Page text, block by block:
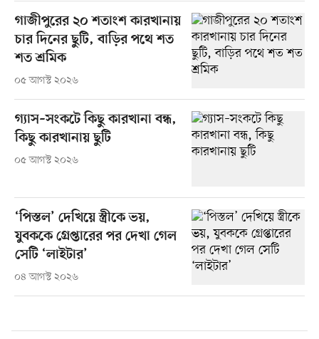
গাজীপুরের ২০ শতাংশ কারখানায়
চার দিনের ছুটি, বাড়ির পথে শত
শত শ্রমিক
০৫ আগস্ট ২০২৬
গ্যাস–সংকটে কিছু কারখানা বন্ধ,
কিছু কারখানায় ছুটি
০৫ আগস্ট ২০২৬
‘পিস্তল’ দেখিয়ে স্ত্রীকে ভয়,
যুবককে গ্রেপ্তারের পর দেখা গেল
সেটি ‘লাইটার’
০৪ আগস্ট ২০২৬